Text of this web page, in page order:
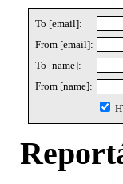
To [email]:
From [email]:
To [name]:
From [name]: